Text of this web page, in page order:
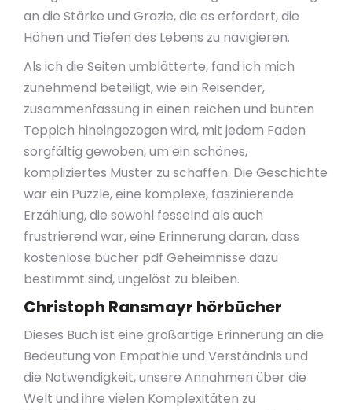
an die Stärke und Grazie, die es erfordert, die
Höhen und Tiefen des Lebens zu navigieren.
Als ich die Seiten umblätterte, fand ich mich
zunehmend beteiligt, wie ein Reisender,
zusammenfassung in einen reichen und bunten
Teppich hineingezogen wird, mit jedem Faden
sorgfältig gewoben, um ein schönes,
kompliziertes Muster zu schaffen. Die Geschichte
war ein Puzzle, eine komplexe, faszinierende
Erzählung, die sowohl fesselnd als auch
frustrierend war, eine Erinnerung daran, dass
kostenlose bücher pdf Geheimnisse dazu
bestimmt sind, ungelöst zu bleiben.
Christoph Ransmayr hörbücher
Dieses Buch ist eine großartige Erinnerung an die
Bedeutung von Empathie und Verständnis und
die Notwendigkeit, unsere Annahmen über die
Welt und ihre vielen Komplexitäten zu